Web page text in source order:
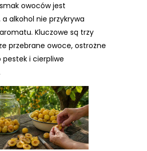
owoców jest
a alkohol nie przykrywa
Kluczowe są trzy
przebrane owoce, ostrożne
i cierpliwe